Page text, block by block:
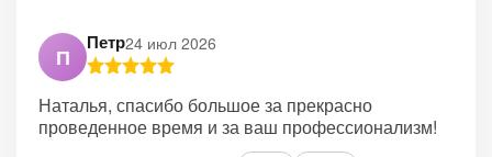
П
Петр24 июл 2026
Наталья, спасибо большое за прекрасно
проведенное время и за ваш профессионализм!